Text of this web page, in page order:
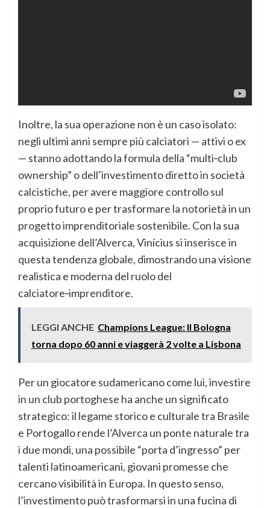
Inoltre, la sua operazione non è un caso isolato:
negli ultimi anni sempre più calciatori — attivi o ex
— stanno adottando la formula della “multi‑club
ownership” o dell’investimento diretto in società
calcistiche, per avere maggiore controllo sul
proprio futuro e per trasformare la notorietà in un
progetto imprenditoriale sostenibile. Con la sua
acquisizione dell’Alverca, Vinícius si inserisce in
questa tendenza globale, dimostrando una visione
realistica e moderna del ruolo del
calciatore‑imprenditore.
LEGGI ANCHE Champions League: Il Bologna
torna dopo 60 anni e viaggerà 2 volte a Lisbona
Per un giocatore sudamericano come lui, investire
in un club portoghese ha anche un significato
strategico: il legame storico e culturale tra Brasile
e Portogallo rende l’Alverca un ponte naturale tra
i due mondi, una possibile “porta d’ingresso” per
talenti latinoamericani, giovani promesse che
cercano visibilità in Europa. In questo senso,
l’investimento può trasformarsi in una fucina di